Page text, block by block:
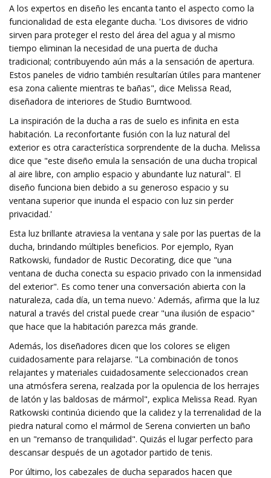
A los expertos en diseño les encanta tanto el aspecto como la
funcionalidad de esta elegante ducha. 'Los divisores de vidrio
sirven para proteger el resto del área del agua y al mismo
tiempo eliminan la necesidad de una puerta de ducha
tradicional; contribuyendo aún más a la sensación de apertura.
Estos paneles de vidrio también resultarían útiles para mantener
esa zona caliente mientras te bañas", dice Melissa Read,
diseñadora de interiores de Studio Burntwood.
La inspiración de la ducha a ras de suelo es infinita en esta
habitación. La reconfortante fusión con la luz natural del
exterior es otra característica sorprendente de la ducha. Melissa
dice que "este diseño emula la sensación de una ducha tropical
al aire libre, con amplio espacio y abundante luz natural". El
diseño funciona bien debido a su generoso espacio y su
ventana superior que inunda el espacio con luz sin perder
privacidad.'
Esta luz brillante atraviesa la ventana y sale por las puertas de la
ducha, brindando múltiples beneficios. Por ejemplo, Ryan
Ratkowski, fundador de Rustic Decorating, dice que "una
ventana de ducha conecta su espacio privado con la inmensidad
del exterior". Es como tener una conversación abierta con la
naturaleza, cada día, un tema nuevo.' Además, afirma que la luz
natural a través del cristal puede crear "una ilusión de espacio"
que hace que la habitación parezca más grande.
Además, los diseñadores dicen que los colores se eligen
cuidadosamente para relajarse. "La combinación de tonos
relajantes y materiales cuidadosamente seleccionados crean
una atmósfera serena, realzada por la opulencia de los herrajes
de latón y las baldosas de mármol", explica Melissa Read. Ryan
Ratkowski continúa diciendo que la calidez y la terrenalidad de la
piedra natural como el mármol de Serena convierten un baño
en un "remanso de tranquilidad". Quizás el lugar perfecto para
descansar después de un agotador partido de tenis.
Por último, los cabezales de ducha separados hacen que